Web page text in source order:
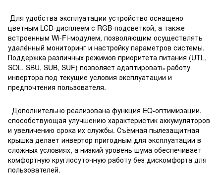
Для удобства эксплуатации устройство оснащено
цветным LCD-дисплеем с RGB-подсветкой, а также
встроенным Wi-Fi-модулем, позволяющим осуществлять
удалённый мониторинг и настройку параметров системы.
Поддержка различных режимов приоритета питания (UTL,
SOL, SBU, SUB, SUF) позволяет адаптировать работу
инвертора под текущие условия эксплуатации и
предпочтения пользователя.
Дополнительно реализована функция EQ-оптимизации,
способствующая улучшению характеристик аккумуляторов
и увеличению срока их службы. Съёмная пылезащитная
крышка делает инвертор пригодным для эксплуатации в
сложных условиях, а низкий уровень шума обеспечивает
комфортную круглосуточную работу без дискомфорта для
пользователей.